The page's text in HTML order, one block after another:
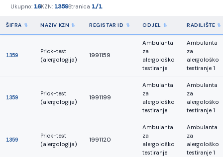
Ukupno: 16KZN: 1359Stranica 1/1
ŠIFRA NAZIV KZN REGISTAR ID ODJEL RADILIŠTE
1359
Prick-test
(alergologija)
1991159
Ambulanta
za
alergološko
testiranje
Ambulanta
za
alergološko
testiranje 1
1359
Prick-test
(alergologija)
1991199
Ambulanta
za
alergološko
testiranje
Ambulanta
za
alergološko
testiranje 1
1359
Prick-test
(alergologija)
1991120
Ambulanta
za
alergološko
testiranje
Ambulanta
za
alergološko
testiranje 1